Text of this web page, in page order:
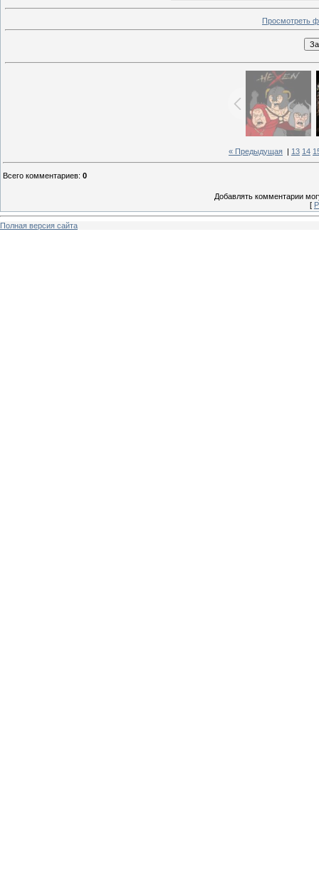
Просмотреть
« Предыдущая 13 14
Всего комментариев: 0
Добавлять комментарии
[
Полная версия сайта